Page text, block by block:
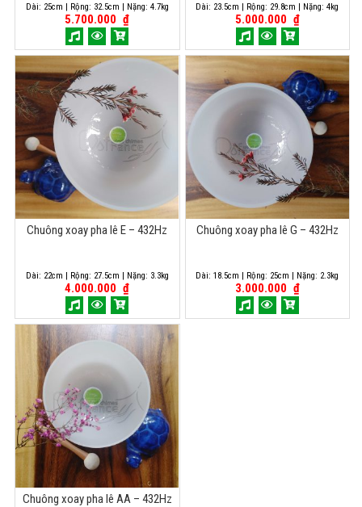
Dài: 25cm | Rộng: 32.5cm | Nặng: 4.7kg
5.700.000 ₫
Dài: 23.5cm | Rộng: 29.8cm | Nặng: 4kg
5.000.000 ₫
Chuông xoay pha lê E – 432Hz
Dài: 22cm | Rộng: 27.5cm | Nặng: 3.3kg
4.000.000 ₫
Chuông xoay pha lê G – 432Hz
Dài: 18.5cm | Rộng: 25cm | Nặng: 2.3kg
3.000.000 ₫
Chuông xoay pha lê AA – 432Hz